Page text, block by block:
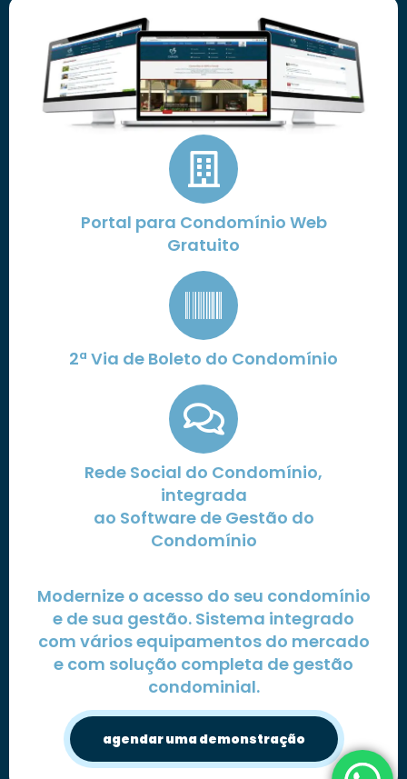
Portal para Condomínio Web
Gratuito
2ª Via de Boleto do Condomínio
Rede Social do Condomínio,
integrada
ao Software de Gestão do
Condomínio
Modernize o acesso do seu condomínio
e de sua gestão. Sistema integrado
com vários equipamentos do mercado
e com solução completa de gestão
condominial.
agendar uma demonstração